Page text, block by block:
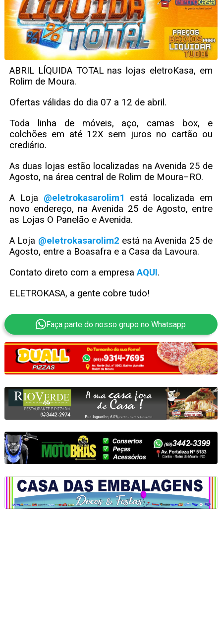
ABRIL LÍQUIDA TOTAL nas lojas eletroKasa, em
Rolim de Moura.
Ofertas válidas do dia 07 a 12 de abril.
Toda linha de móveis, aço, camas box, e
colchões em até 12X sem juros no cartão ou
crediário.
As duas lojas estão localizadas na Avenida 25 de
Agosto, na área central de Rolim de Moura–RO.
A Loja @eletrokasarolim1
está localizada em
novo endereço, na Avenida 25 de Agosto, entre
as Lojas O Panelão e Avenida.
A Loja @eletrokasarolim2 está na Avenida 25 de
Agosto, entre a Boasafra e a Casa da Lavoura.
Contato direto com a empresaAQUI.
ELETROKASA, a gente cobre tudo!
Faça parte do nosso grupo no Whatsapp